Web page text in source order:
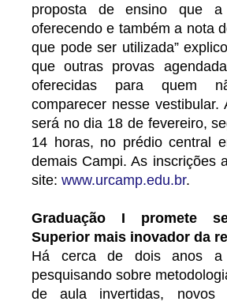
proposta de ensino que a
oferecendo e também a nota
que pode ser utilizada”
que outras provas
oferecidas para quem
comparecer nesse vestibular.
será no dia 18 de fevereiro,
14 horas, no prédio central
demais Campi. As inscrições
site: www.urcamp.edu.br.
Graduação I promete
Superior mais inovador da
Há cerca de dois anos a
pesquisando sobre
de aula invertidas, novos